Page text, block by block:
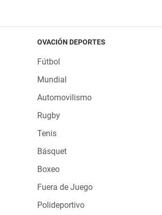
OVACIÓN DEPORTES
Fútbol
Mundial
Automovilismo
Rugby
Tenis
Básquet
Boxeo
Fuera de Juego
Polideportivo